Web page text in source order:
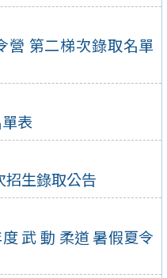
營 第二梯次錄取名單
表
招生錄取公告
武 動 柔道 暑假夏令